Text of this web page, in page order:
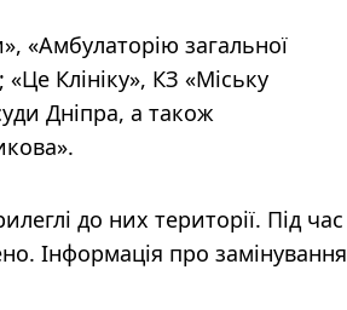
«Амбулаторію загальної
Клініку», КЗ «Міську
Дніпра, а також
до них території. Під час
Інформація про замінування